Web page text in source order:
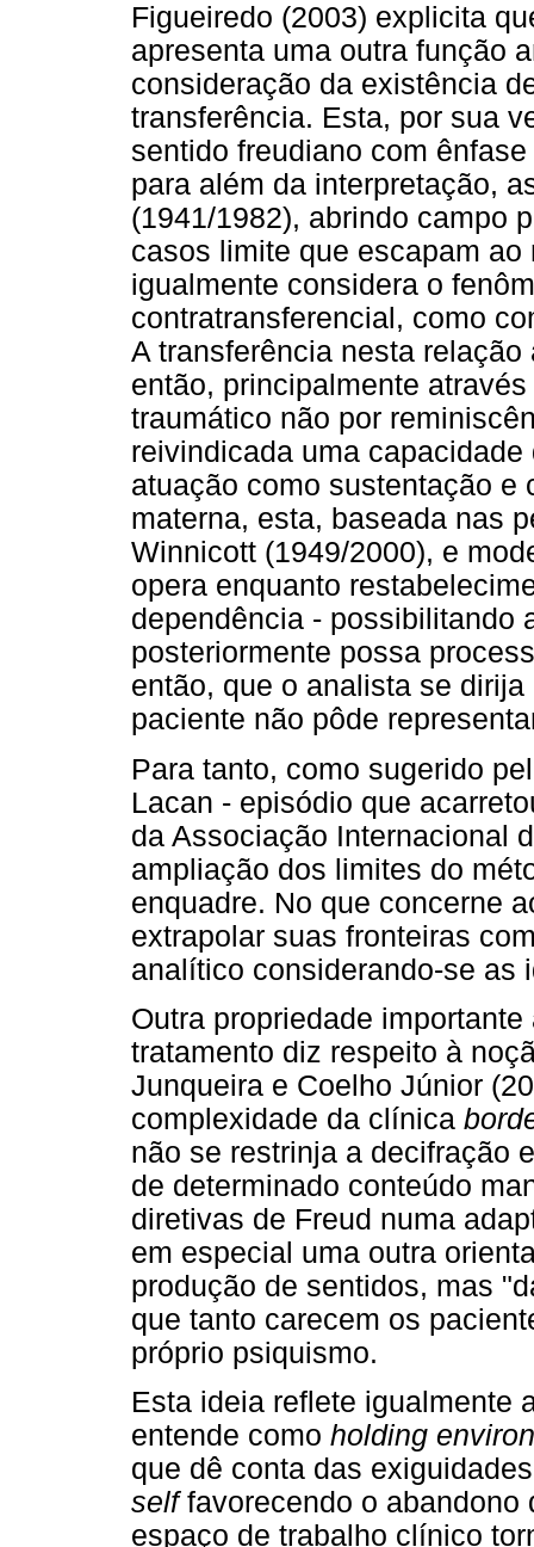
Figueiredo (2003) explicita
apresenta uma outra função
consideração da existência
transferência. Esta, por sua
sentido freudiano com
para além da interpretação,
(1941/1982), abrindo campo
casos limite que escapam
igualmente considera o
contratransferencial, como
A transferência nesta
então, principalmente
traumático não por
reivindicada uma
atuação como sustentação e
materna, esta, baseada nas
Winnicott (1949/2000), e
opera enquanto
dependência - possibilitando
posteriormente possa
então, que o analista se
paciente não pôde
Para tanto, como sugerido
Lacan - episódio que
da Associação Internacional
ampliação dos limites do
enquadre. No que concerne
extrapolar suas fronteiras
analítico considerando-se as
Outra propriedade
tratamento diz respeito à
Junqueira e Coelho Júnior
complexidade da clínica
não se restrinja a decifração
de determinado conteúdo
diretivas de Freud numa
em especial uma outra
produção de sentidos, mas
que tanto carecem os
próprio psiquismo.
Esta ideia reflete igualmente
entende como holding
que dê conta das
selffavorecendo o abandono
espaço de trabalho clínico